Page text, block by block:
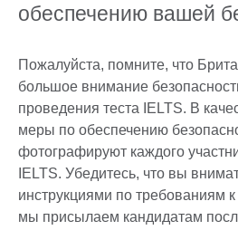
обеспечению вашей
Пожалуйста, помните, что
большое внимание
проведения теста IELTS. В
меры по обеспечению
фотографируют каждого
IELTS. Убедитесь, что вы
инструкциями по требованиям
мы присылаем кандидатам